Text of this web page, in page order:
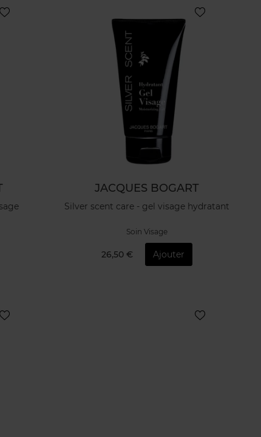
JACQUES BOGART
Silver scent care - gel visage hydratant
Soin Visage
26,50 € Ajouter